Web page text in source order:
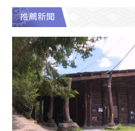
推薦新聞